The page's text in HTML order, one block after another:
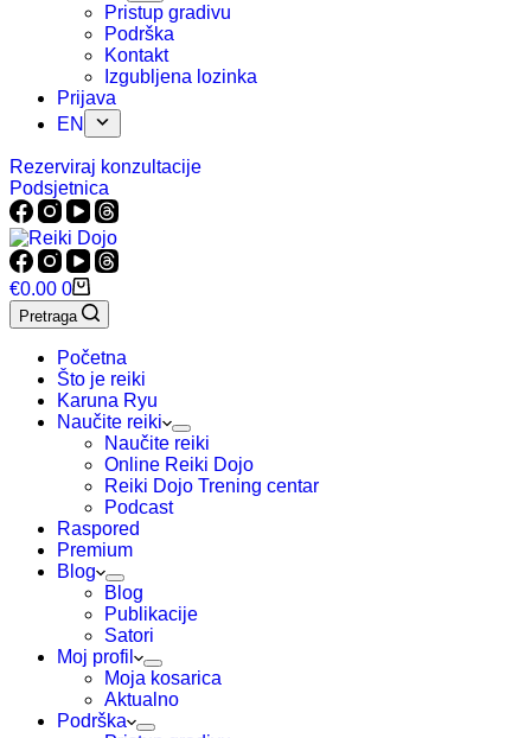
Pristup gradivu
Podrška
Kontakt
Izgubljena lozinka
Prijava
EN
Rezerviraj konzultacije
Podsjetnica
Košarica
€0.00 0
Pretraga
Početna
Što je reiki
Karuna Ryu
Naučite reiki
Naučite reiki
Online Reiki Dojo
Reiki Dojo Trening centar
Podcast
Raspored
Premium
Blog
Blog
Publikacije
Satori
Moj profil
Moja kosarica
Aktualno
Podrška